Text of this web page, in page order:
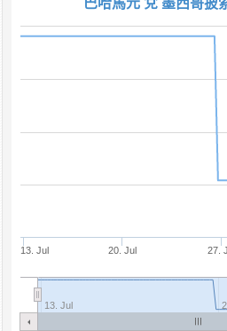
13. Jul 20. Jul 27.
13. Jul